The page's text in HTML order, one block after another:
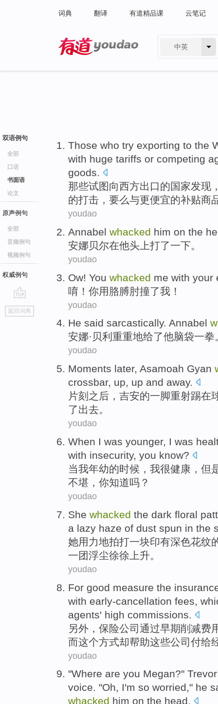
词典 翻译 有道精品课 云笔记
中英
双语例句
全部
口语
书面语
论文
原声例句
全部
音频例句
视频例句
权威例句
go
top
返回词典
Those who try exporting to the
with huge tariffs or competing
goods.
那些试图向西方出口的国家发现
的打击，要么与更便宜的补贴商
youdao
Annabel whacked him on the
安娜贝尔在他头上打了一下。
youdao
Ow! You whacked me with your
唷 ！ 你用 胳膊肘撞了我 ！
youdao
He said sarcastically. Annabel
安娜· 贝利 重重地给了他脑袋一拳
youdao
Moments later, Asamoah Gyan
crossbar, up, up and away.
片刻 之后 ， 吉安的一脚重射踢在
了出去。
youdao
When I was younger, I was
with insecurity, you know?
当我年幼的时候，我很健康 ， 但
不堪 ， 你知道吗？
youdao
She whacked the dark floral
a lazy haze of dust spun in the
她用力地拍打一块印有深色花纹
一团浮尘徐徐上升。
youdao
For good measure the
with early-cancellation fees
agents' high commissions
另外， 保险公司 通过早期削减费
而这个方式却帮助这些公司 付给
youdao
"Where are you Megan?" Trevor
voice. "Oh, I'm so worried," he
whacked him on the head.